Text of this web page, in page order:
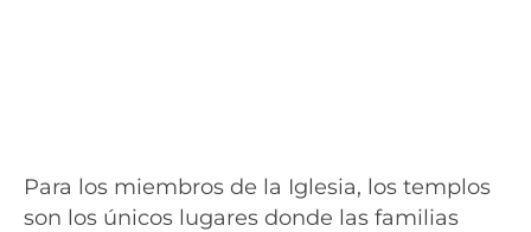
Para los miembros de la Iglesia, los templos
son los únicos lugares donde las familias